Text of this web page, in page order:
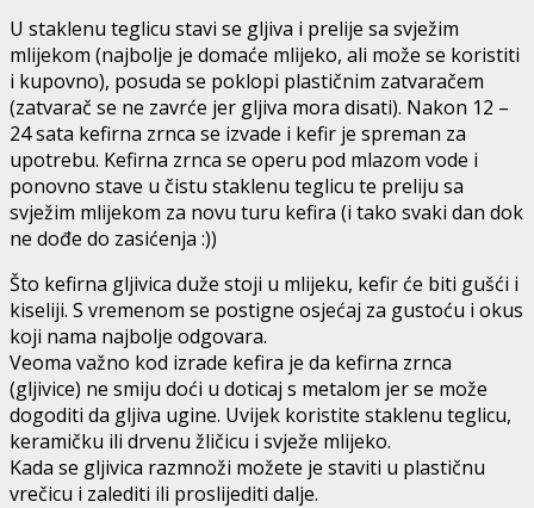
U staklenu teglicu stavi se gljiva i prelije sa svježim
mlijekom (najbolje je domaće mlijeko, ali može se koristiti
i kupovno), posuda se poklopi plastičnim zatvaračem
(zatvarač se ne zavrće jer gljiva mora disati). Nakon 12 –
24 sata kefirna zrnca se izvade i kefir je spreman za
upotrebu. Kefirna zrnca se operu pod mlazom vode i
ponovno stave u čistu staklenu teglicu te preliju sa
svježim mlijekom za novu turu kefira (i tako svaki dan dok
ne dođe do zasićenja :))
Što kefirna gljivica duže stoji u mlijeku, kefir će biti gušći i
kiseliji. S vremenom se postigne osjećaj za gustoću i okus
koji nama najbolje odgovara.
Veoma važno kod izrade kefira je da kefirna zrnca
(gljivice) ne smiju doći u doticaj s metalom jer se može
dogoditi da gljiva ugine. Uvijek koristite staklenu teglicu,
keramičku ili drvenu žličicu i svježe mlijeko.
Kada se gljivica razmnoži možete je staviti u plastičnu
vrečicu i zalediti ili proslijediti dalje.